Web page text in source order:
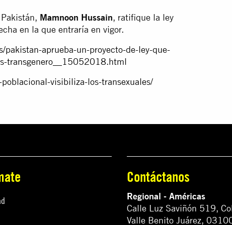
Mamnoon Hussain, ratifique la ley
en la que entraría en vigor.
pakistan-aprueba-un-proyecto-de-ley-que-
transgenero__15052018.html
visibiliza-los-transexuales/
Contáctanos
Regional - Américas
Calle Luz Saviñón 519,
Valle Benito Juárez,